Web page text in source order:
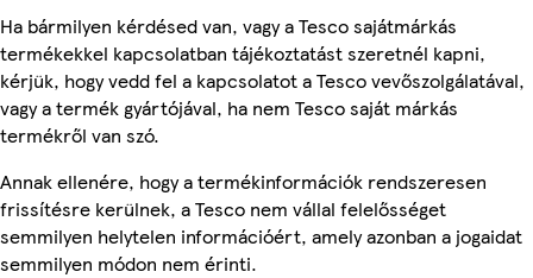
Ha bármilyen kérdésed van, vagy a Tesco sajátmárkás
termékekkel kapcsolatban tájékoztatást szeretnél kapni,
kérjük, hogy vedd fel a kapcsolatot a Tesco vevőszolgálatával,
vagy a termék gyártójával, ha nem Tesco saját márkás
termékről van szó.
Annak ellenére, hogy a termékinformációk rendszeresen
frissítésre kerülnek, a Tesco nem vállal felelősséget
semmilyen helytelen információért, amely azonban a jogaidat
semmilyen módon nem érinti.